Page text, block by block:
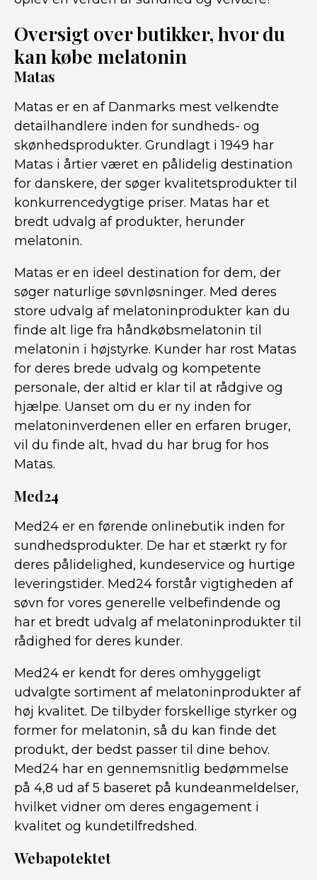
Oversigt over butikker, hvor du
kan købe melatonin
Matas
Matas er en af Danmarks mest velkendte
detailhandlere inden for sundheds- og
skønhedsprodukter. Grundlagt i 1949 har
Matas i årtier været en pålidelig destination
for danskere, der søger kvalitetsprodukter til
konkurrencedygtige priser. Matas har et
bredt udvalg af produkter, herunder
melatonin.
Matas er en ideel destination for dem, der
søger naturlige søvnløsninger. Med deres
store udvalg af melatoninprodukter kan du
finde alt lige fra håndkøbsmelatonin til
melatonin i højstyrke. Kunder har rost Matas
for deres brede udvalg og kompetente
personale, der altid er klar til at rådgive og
hjælpe. Uanset om du er ny inden for
melatoninverdenen eller en erfaren bruger,
vil du finde alt, hvad du har brug for hos
Matas.
Med24
Med24 er en førende onlinebutik inden for
sundhedsprodukter. De har et stærkt ry for
deres pålidelighed, kundeservice og hurtige
leveringstider. Med24 forstår vigtigheden af
søvn for vores generelle velbefindende og
har et bredt udvalg af melatoninprodukter til
rådighed for deres kunder.
Med24 er kendt for deres omhyggeligt
udvalgte sortiment af melatoninprodukter af
høj kvalitet. De tilbyder forskellige styrker og
former for melatonin, så du kan finde det
produkt, der bedst passer til dine behov.
Med24 har en gennemsnitlig bedømmelse
på 4,8 ud af 5 baseret på kundeanmeldelser,
hvilket vidner om deres engagement i
kvalitet og kundetilfredshed.
Webapotektet